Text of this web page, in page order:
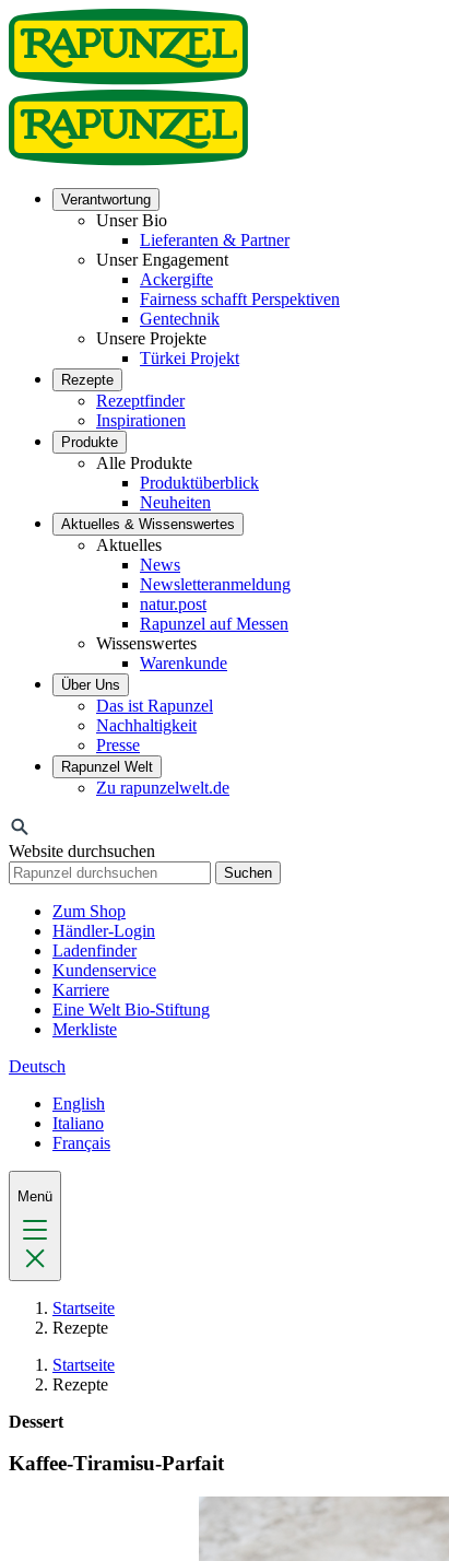
Verantwortung
Unser Bio
Lieferanten & Partner
Unser Engagement
Ackergifte
Fairness schafft Perspektiven
Gentechnik
Unsere Projekte
Türkei Projekt
Rezepte
Rezeptfinder
Inspirationen
Produkte
Alle Produkte
Produktüberblick
Neuheiten
Aktuelles & Wissenswertes
Aktuelles
News
Newsletteranmeldung
natur.post
Rapunzel auf Messen
Wissenswertes
Warenkunde
Über Uns
Das ist Rapunzel
Nachhaltigkeit
Presse
Rapunzel Welt
Zu rapunzelwelt.de
Website durchsuchen
Suchen
Zum Shop
Händler-Login
Ladenfinder
Kundenservice
Karriere
Eine Welt Bio-Stiftung
Merkliste
Deutsch
English
Italiano
Français
Menü
Startseite
Rezepte
Startseite
Rezepte
Dessert
Kaffee-Tiramisu-Parfait